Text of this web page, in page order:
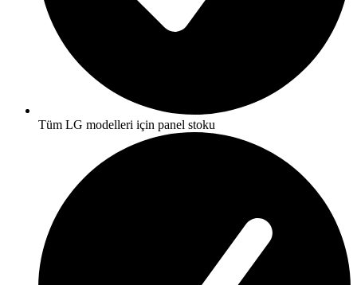
Tüm LG modelleri için panel stoku